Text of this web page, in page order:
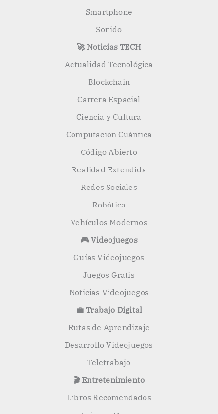
Smartphone
Sonido
🚀 Noticias TECH
Actualidad Tecnológica
Blockchain
Carrera Espacial
Ciencia y Cultura
Computación Cuántica
Código Abierto
Realidad Extendida
Redes Sociales
Robótica
Vehículos Modernos
🎮 Videojuegos
Guías Videojuegos
Juegos Gratis
Noticias Videojuegos
💼 Trabajo Digital
Rutas de Aprendizaje
Desarrollo Videojuegos
Teletrabajo
🎬 Entretenimiento
Libros Recomendados